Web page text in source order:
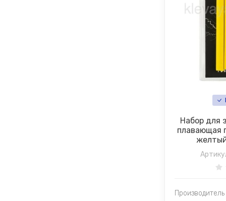
Набор для
плавающая
желтый
Производитель